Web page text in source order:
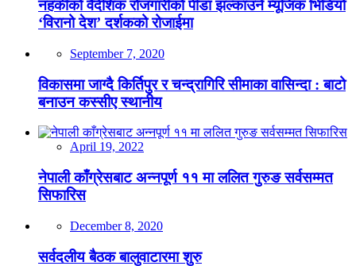
नहर्कीको वैदेशिक रोजगारीको पीडा झल्काउने म्यूजिक भिडियो
‘विरानो देश’ दर्शकको रोजाईमा
September 7, 2020
विकासमा जाग्दै किर्तिपुर र चन्द्रागिरि सीमाका वासिन्दा : बाटो
बनाउन कस्सीए स्थानीय
April 19, 2022
नेपाली काँग्रेसबाट अन्नपूर्ण ११ मा ललित गुरुङ सर्वसम्मत
सिफारिस
December 8, 2020
सर्वदलीय बैठक बालुवाटारमा शुरु